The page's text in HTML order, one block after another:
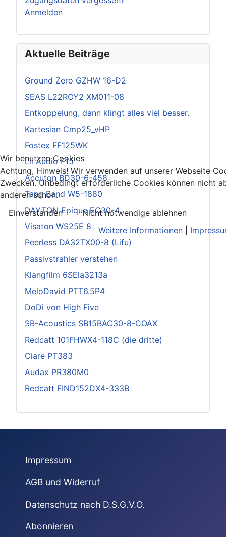
Anmelden
Aktuelle Beiträge
Ground Zero GZHW 16-D2
SEAS L22ROY2 XM011-08
Entkoppelung, dann klingt alles viel besser.
Kartesian Cmp25_vHP
Fostex FF125WK
Lii Audio F15
Accuton BD30-6-458
Tang Band W5-1880
DAYTON Epique EC30-4
Visaton WS25E 8
Peerless DA32TX00-8 (Lifu)
Passivstrahler verstehen
Klangfilm 6SEla3213a
MeloDavid PTT6.5P4
DoDi von High Five
SB-Acoustics SB15BAC30-8-COAX
Redcatt 101FHWX4-118C (die dritte)
Ciare PT383
Audax PR380M0
Redcatt FIND152DX4-333B
Impressum
AGB und Widerruf
Datenschutz nach D.S.G.V.O.
Abonnieren
Wir benutzen Cookies
Achtung, Hinweis! Wir verwenden auf unserer Webseite
Zwecken. Unbedingt erforderliche Cookies können nicht
anderen schon.
Einverstanden
Nicht notwendige ablehnen
Weitere Informationen